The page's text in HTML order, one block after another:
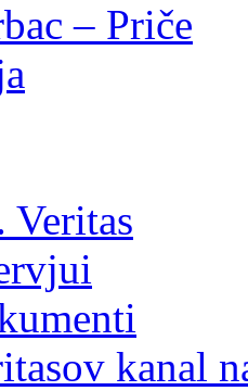
– Priče
Veritas
kanal